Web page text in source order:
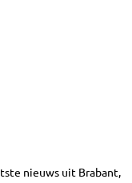
nieuws uit Brabant,